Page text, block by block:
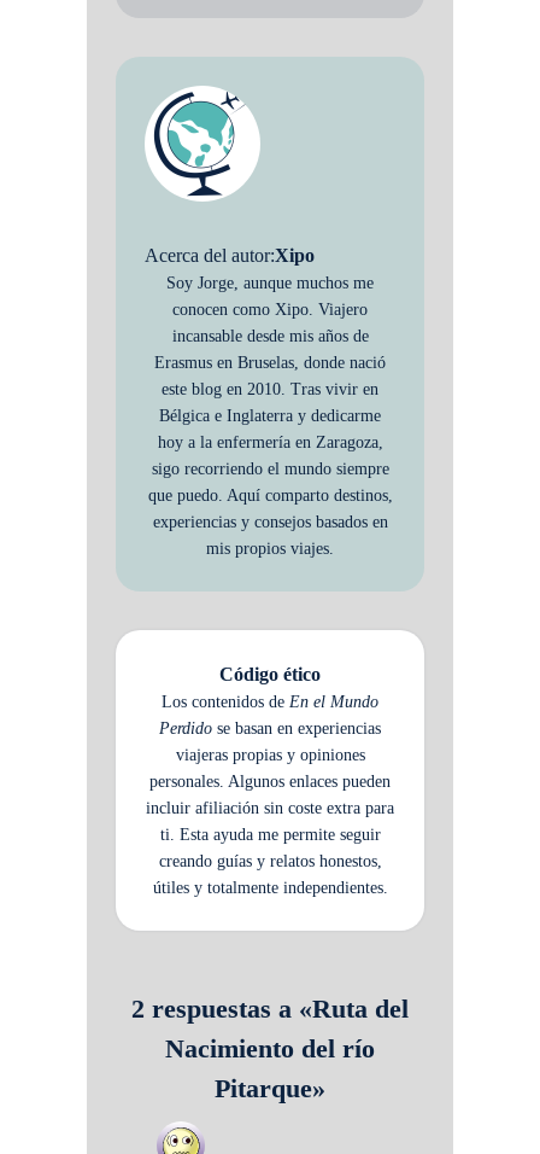
Acerca del autor:Xipo
Soy Jorge, aunque muchos me
conocen como Xipo. Viajero
incansable desde mis años de
Erasmus en Bruselas, donde nació
este blog en 2010. Tras vivir en
Bélgica e Inglaterra y dedicarme
hoy a la enfermería en Zaragoza,
sigo recorriendo el mundo siempre
que puedo. Aquí comparto destinos,
experiencias y consejos basados en
mis propios viajes.
Código ético
Los contenidos de En el Mundo
Perdido se basan en experiencias
viajeras propias y opiniones
personales. Algunos enlaces pueden
incluir afiliación sin coste extra para
ti. Esta ayuda me permite seguir
creando guías y relatos honestos,
útiles y totalmente independientes.
2 respuestas a «Ruta del
Nacimiento del río
Pitarque»